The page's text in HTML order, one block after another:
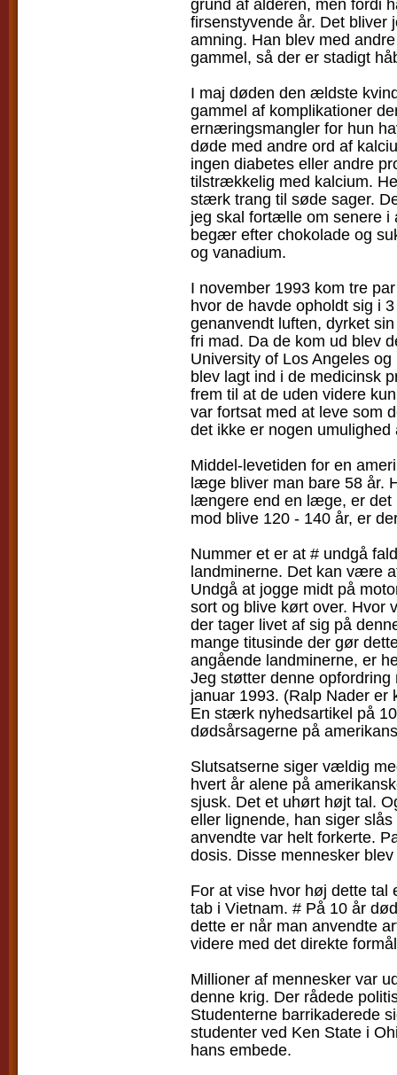
grund af alderen, men fordi
firsenstyvende år. Det bliver
amning. Han blev med
gammel, så der er stadigt
I maj døden den ældste
gammel af komplikationer
ernæringsmangler for hun
døde med andre ord af
ingen diabetes eller andre
tilstrækkelig med kalcium.
stærk trang til søde sager.
jeg skal fortælle om senere
begær efter chokolade og
og vanadium.
I november 1993 kom tre
hvor de havde opholdt sig i
genanvendt luften, dyrket
fri mad. Da de kom ud blev
University of Los Angeles
blev lagt ind i de medicinsk
frem til at de uden videre
var fortsat med at leve som
det ikke er nogen
Middel-levetiden for en
læge bliver man bare 58 år.
længere end en læge, er det
mod blive 120 - 140 år, er
Nummer et er at # undgå
landminerne. Det kan være
Undgå at jogge midt på
sort og blive kørt over. Hvor
der tager livet af sig på
mange titusinde der gør
angående landminerne, er
Jeg støtter denne
januar 1993. (Ralp Nader er
En stærk nyhedsartikel på
dødsårsagerne på
Slutsatserne siger vældig
hvert år alene på
sjusk. Det et uhørt højt tal.
eller lignende, han siger
anvendte var helt forkerte.
dosis. Disse mennesker
For at vise hvor høj dette
tab i Vietnam. # På 10 år
dette er når man anvendte
videre med det direkte
Millioner af mennesker var
denne krig. Der rådede
Studenterne barrikaderede
studenter ved Ken State i
hans embede.